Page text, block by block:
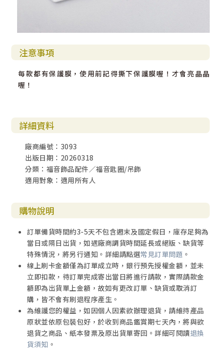
注意事項
每款都有保護膜，使用前記得撕下保護膜喔！才會亮晶晶
喔！
詳細資料
廠商編號：3093
出版日期：20260318
分類：福音飾品配件／福音匙圈/吊飾
適用對象：適用所有人
購物說明
訂單備貨時間約3-5天不包含週末及國定假日，庫存足夠為
當日或隔日出貨，如遇廠商調貨時間延長或絕版、缺貨等
特殊情況，將另行通知。詳細請點選常見訂單問題 。
線上刷卡金額僅為訂單成立時，銀行預先授權金額，並未
立即扣款，待訂單完成寄出當日將進行請款，實際請款金
額即為出貨單上金額，故如有更改訂單、缺貨或取消訂
購，皆不會有刷退程序產生。
為維護您的權益，如因個人因素欲辦理退貨，請維持產品
原狀並依原包裝包好，於收到商品鑑賞期七天內，將與欲
退貨之商品、紙本發票及原出貨單寄回。詳細可閱讀退換
貨須知 。